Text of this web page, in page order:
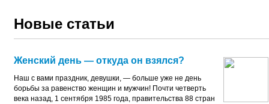
Новые статьи
Женский день — откуда он взялся?
Наш с вами праздник, девушки, — больше уже не день
борьбы за равенство женщин и мужчин! Почти четверть
века назад, 1 сентября 1985 года, правительства 88 стран